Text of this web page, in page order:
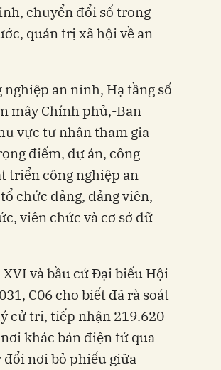
chuyển đổi số trong
quản trị xã hội về an
an ninh, Hạ tầng số
mây Chính phủ,-Ban
vực tư nhân tham gia
điểm, dự án, công
triển công nghiệp an
chức đảng, đảng viên,
viên chức và cơ sở dữ
và bầu cử Đại biểu Hội
C06 cho biết đã rà soát
cử tri, tiếp nhận 219.620
khác bản điện tử qua
đổi nơi bỏ phiếu giữa